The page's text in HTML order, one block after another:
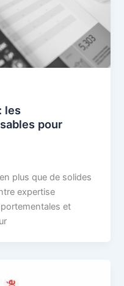
les
pour
plus que de solides
expertise
et